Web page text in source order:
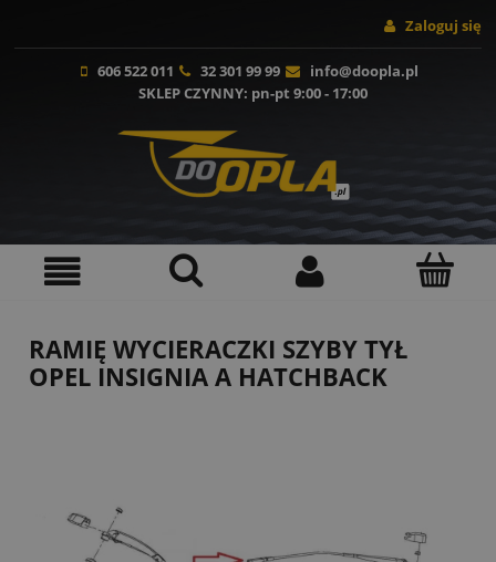
Zaloguj się
606 522 011 32 301 99 99
info@doopla.pl
SKLEP CZYNNY: pn-pt 9:00 - 17:00
RAMIĘ WYCIERACZKI SZYBY TYŁ
OPEL INSIGNIA A HATCHBACK